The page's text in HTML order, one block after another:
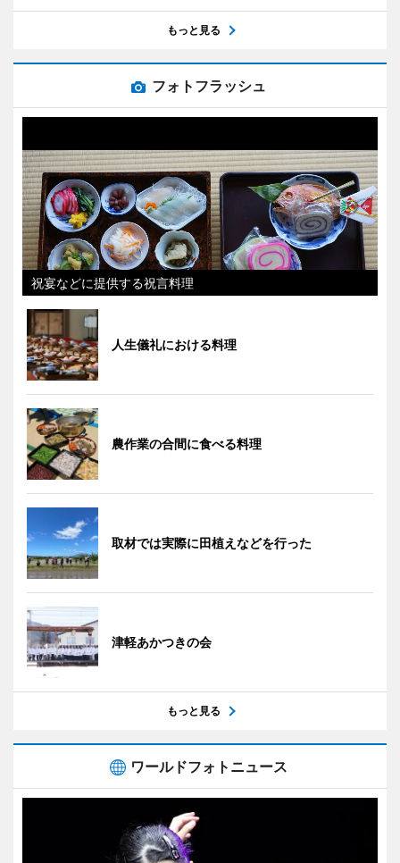
もっと見る
フォトフラッシュ
祝宴などに提供する祝言料理
人生儀礼における料理
農作業の合間に食べる料理
取材では実際に田植えなどを行った
津軽あかつきの会
もっと見る
ワールドフォトニュース